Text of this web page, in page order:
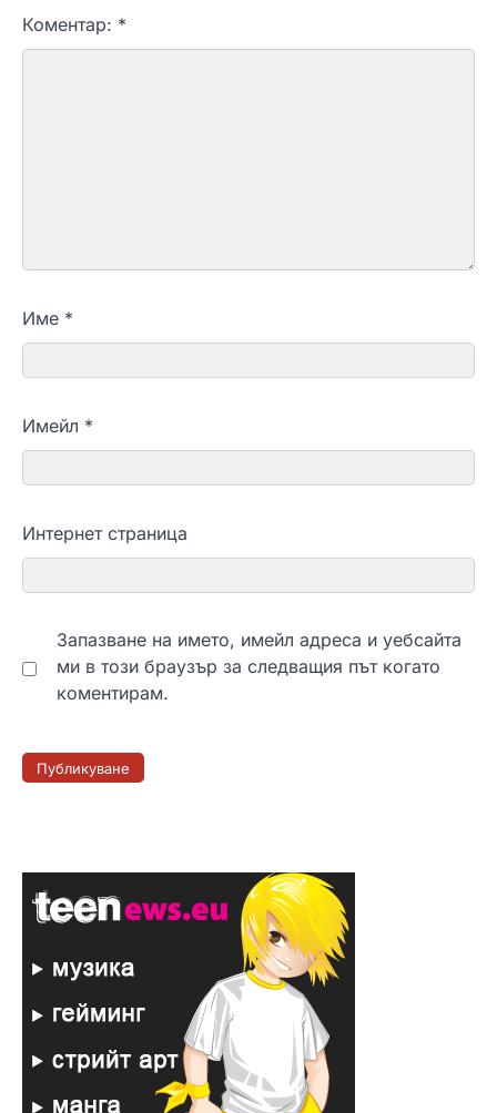
Коментар: *
Име *
Имейл *
Интернет страница
Запазване на името, имейл адреса и уебсайта
ми в този браузър за следващия път когато
коментирам.